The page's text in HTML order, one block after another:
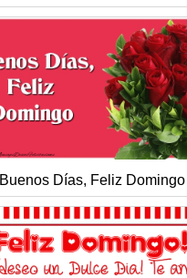
Buenos Días, Feliz Domingo